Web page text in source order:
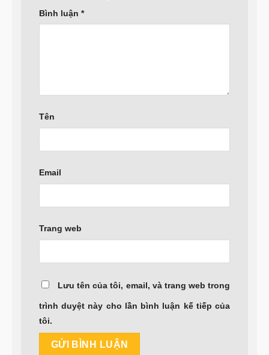
Bình luận *
Tên
Email
Trang web
Lưu tên của tôi, email, và trang web trong
trình duyệt này cho lần bình luận kế tiếp của
tôi.